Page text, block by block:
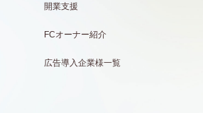
開業支援
FCオーナー紹介
広告導入企業様一覧